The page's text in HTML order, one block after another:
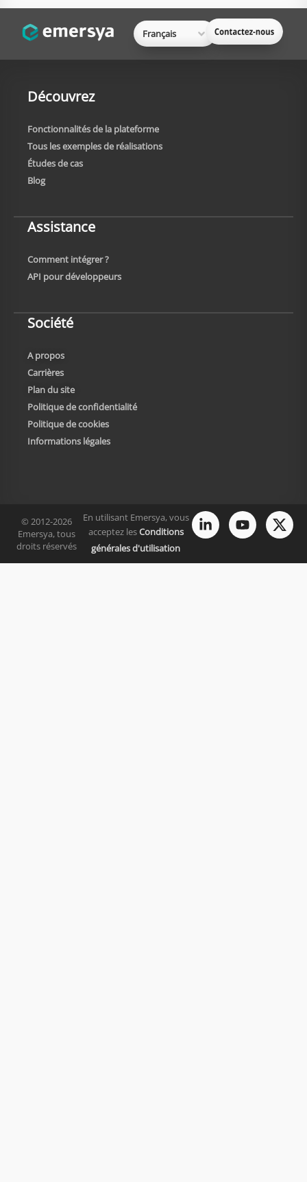
Français
Découvrez
Fonctionnalités de la plateforme
Tous les exemples de réalisations
Études de cas
Blog
Assistance
Comment intégrer ?
API pour développeurs
Société
A propos
Carrières
Plan du site
Politique de confidentialité
Politique de cookies
Informations légales
© 2012-2026
Emersya, tous
droits réservés
En utilisant Emersya, vous
acceptez lesConditions
générales d'utilisation